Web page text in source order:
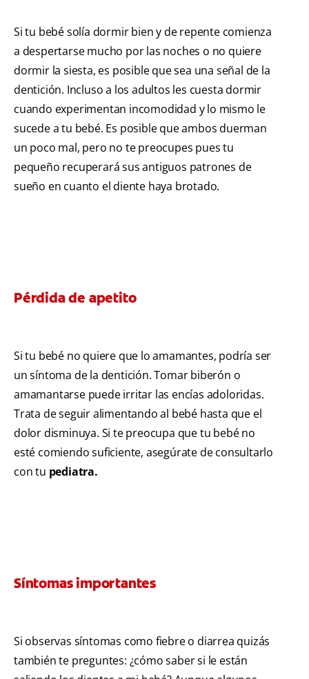
Si tu bebé solía dormir bien y de repente comienza
a despertarse mucho por las noches o no quiere
dormir la siesta, es posible que sea una señal de la
dentición. Incluso a los adultos les cuesta dormir
cuando experimentan incomodidad y lo mismo le
sucede a tu bebé. Es posible que ambos duerman
un poco mal, pero no te preocupes pues tu
pequeño recuperará sus antiguos patrones de
sueño en cuanto el diente haya brotado.
Pérdida de apetito
Si tu bebé no quiere que lo amamantes, podría ser
un síntoma de la dentición. Tomar biberón o
amamantarse puede irritar las encías adoloridas.
Trata de seguir alimentando al bebé hasta que el
dolor disminuya. Si te preocupa que tu bebé no
esté comiendo suficiente, asegúrate de consultarlo
con tu pediatra.
Síntomas importantes
Si observas síntomas como fiebre o diarrea quizás
también te preguntes: ¿cómo saber si le están